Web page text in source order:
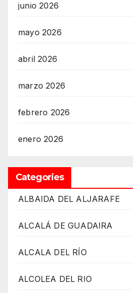
junio 2026
mayo 2026
abril 2026
marzo 2026
febrero 2026
enero 2026
Categories
ALBAIDA DEL ALJARAFE
ALCALÁ DE GUADAIRA
ALCALA DEL RÍO
ALCOLEA DEL RIO